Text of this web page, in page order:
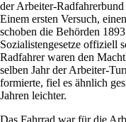
der Arbeiter-
Einem ersten Versuch,
schoben die Behörden
Sozialistengesetze offiziell
Radfahrer waren den
selben Jahr der Arbeiter-
formierte, fiel es ähnlich
Jahren leichter.
Das Fahrrad war für die